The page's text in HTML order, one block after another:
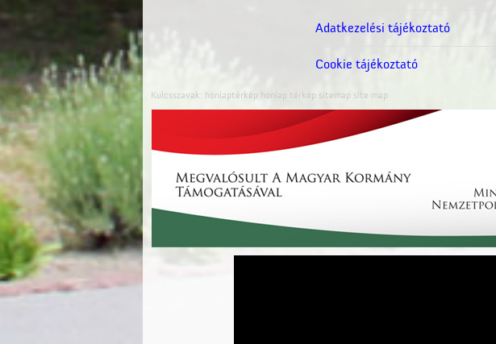
Adatkezelési tájékoztató
Cookie tájékoztató
Kulcsszavak: honlaptérkép honlap térkép sitemap site map